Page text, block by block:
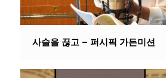
사슬을 끊고 – 퍼시픽 가든미션